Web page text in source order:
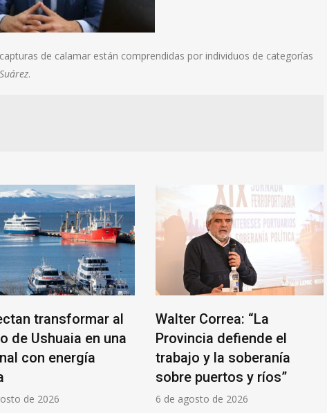
de calamar están comprendidas por individuos de categorías
.
transformar al
de Ushuaia en una
con energía
de 2026
Walter Correa: “La
Provincia defiende el
trabajo y la soberanía
sobre puertos y ríos”
6 de agosto de 2026